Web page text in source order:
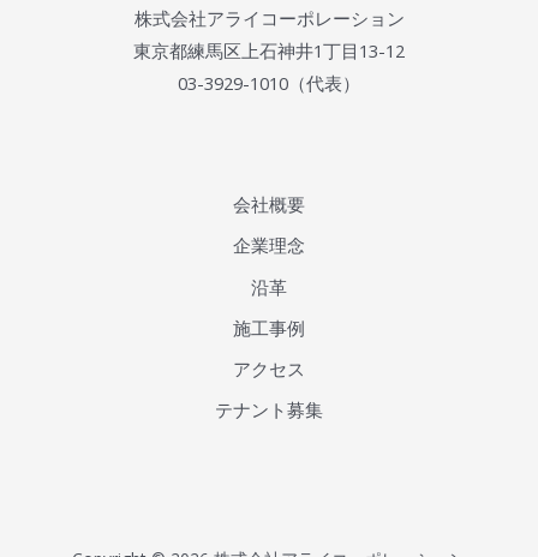
株式会社アライコーポレーション
東京都練馬区上石神井1丁目13-12
03-3929-1010（代表）
会社概要
企業理念
沿革
施工事例
アクセス
テナント募集